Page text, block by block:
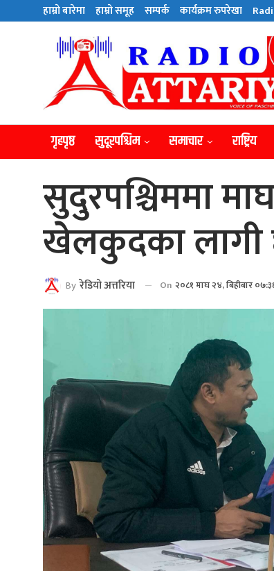
हाम्राे बारेमा हाम्राे समूह सम्पर्क कार्यक्रम रुपरेखा
गृहपृष्ठ सुदूरपश्चिम समाचार राष्ट्रिय
सुदुरपश्चिममा
खेलकुदका लागी
By रेडियाे अत्तरिया On २०८१ माघ २४, बिहीबार